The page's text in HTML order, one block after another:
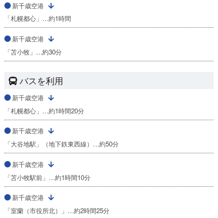
新千歳空港
「札幌都心」…約1時間
新千歳空港
「苫小牧」…約30分
バスを利用
新千歳空港
「札幌都心」…約1時間20分
新千歳空港
「大谷地駅」（地下鉄東西線）…約50分
新千歳空港
「苫小牧駅前」…約1時間10分
新千歳空港
「室蘭（市役所北）」…約2時間25分